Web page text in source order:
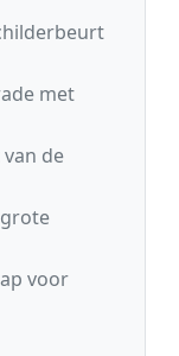
met
de
voor